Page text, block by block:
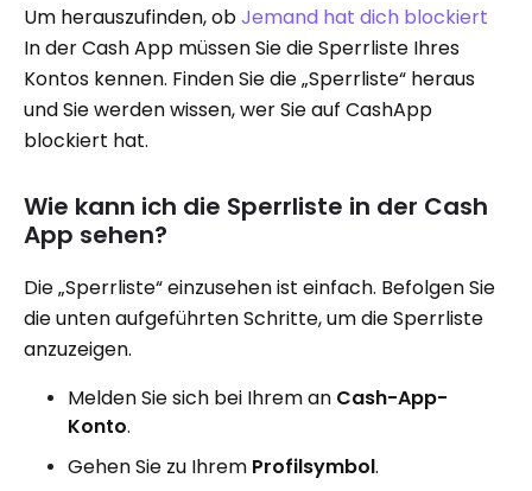
Um herauszufinden, obJemand hat dich blockiert
In der Cash App müssen Sie die Sperrliste Ihres
Kontos kennen. Finden Sie die „Sperrliste“ heraus
und Sie werden wissen, wer Sie auf CashApp
blockiert hat.
Wie kann ich die Sperrliste in der Cash
App sehen?
Die „Sperrliste“ einzusehen ist einfach. Befolgen Sie
die unten aufgeführten Schritte, um die Sperrliste
anzuzeigen.
Melden Sie sich bei Ihrem an Cash-App-
Konto.
Gehen Sie zu Ihrem Profilsymbol.